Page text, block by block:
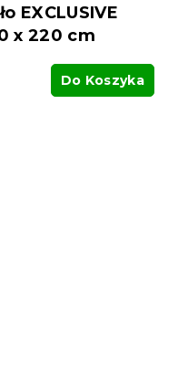
EXCLUSIVE
x 220 cm
Do Koszyka